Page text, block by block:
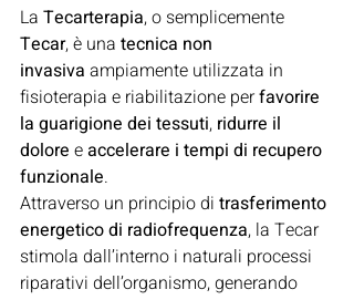
La Tecarterapia, o semplicemente
Tecar, è una tecnica non
invasiva ampiamente utilizzata in
fisioterapia e riabilitazione per favorire
la guarigione dei tessuti, ridurre il
dolore e accelerare i tempi di recupero
funzionale.
Attraverso un principio di trasferimento
energetico di radiofrequenza, la Tecar
stimola dall’interno i naturali processi
riparativi dell’organismo, generando